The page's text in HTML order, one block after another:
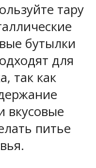
тару
бутылки
для
так как
вкусовые
питье